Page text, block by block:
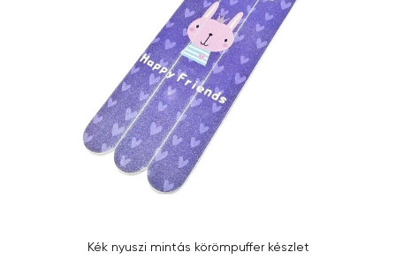
Kék nyuszi mintás körömpuffer készlet